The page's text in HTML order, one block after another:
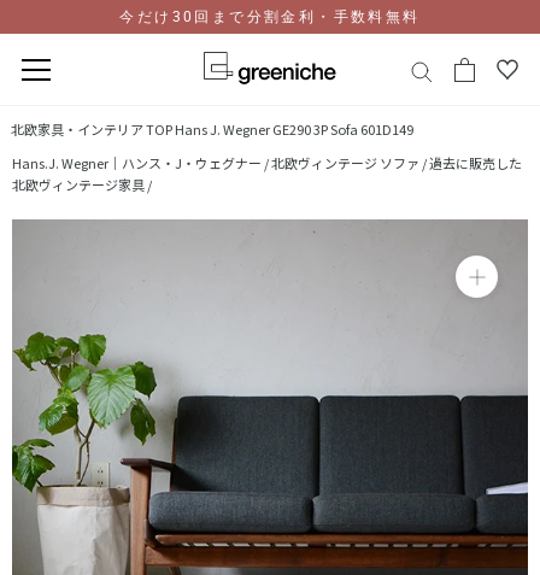
テ
ン
ツ
プ
今だけ30回まで分割金利・手数料無料
北欧家具・インテリア TOPHans J. Wegner GE290 3P Sofa 601D149
Hans.J. Wegner｜ハンス・J・ウェグナー /北欧ヴィンテージ ソファ /過去に販売した
北欧ヴィンテージ家具 /